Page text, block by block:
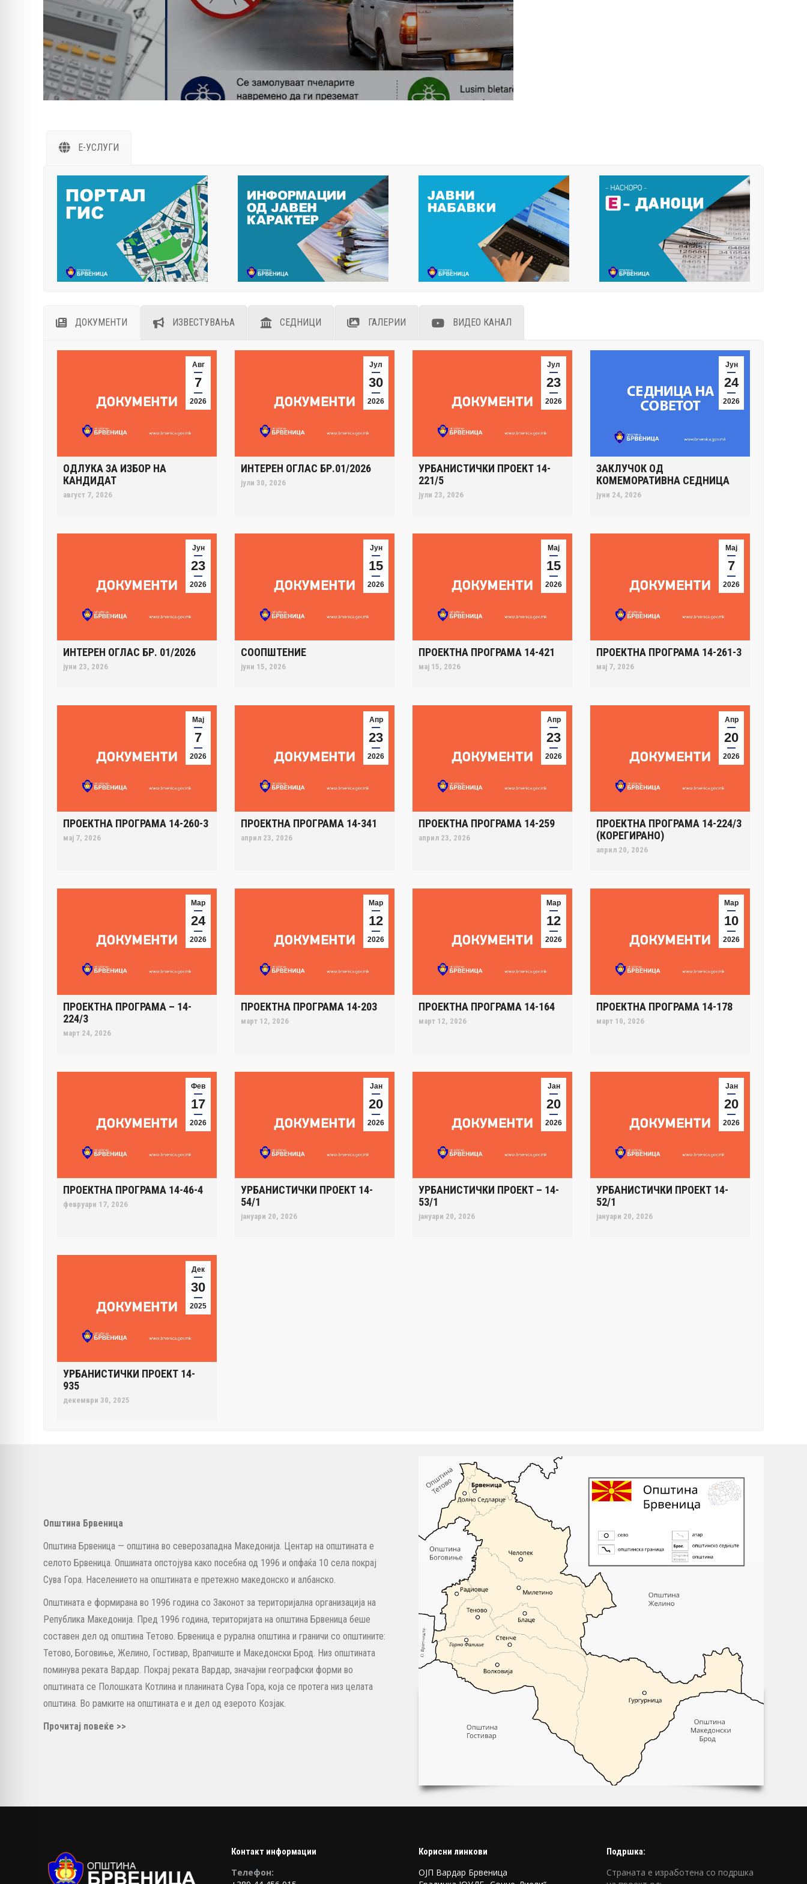
Е-УСЛУГИ
ДОКУМЕНТИ ИЗВЕСТУВАЊА СЕДНИЦИ ГАЛЕРИИ ВИДЕО КАНАЛ
Авг
7
2026
ОДЛУКА ЗА ИЗБОР НА
КАНДИДАТ
август 7, 2026
Јул
30
2026
ИНТЕРЕН ОГЛАС БР.01/2026
јули 30, 2026
Јул
23
2026
УРБАНИСТИЧКИ ПРОЕКТ 14-
221/5
јули 23, 2026
Јун
24
2026
ЗАКЛУЧОК ОД
КОМЕМОРАТИВНА СЕДНИЦА
јуни 24, 2026
Јун
23
2026
ИНТЕРЕН ОГЛАС БР. 01/2026
јуни 23, 2026
Јун
15
2026
СООПШТЕНИЕ
јуни 15, 2026
Мај
15
2026
ПРОЕКТНА ПРОГРАМА 14-421
мај 15, 2026
Мај
7
2026
ПРОЕКТНА ПРОГРАМА 14-261-3
мај 7, 2026
Мај
7
2026
ПРОЕКТНА ПРОГРАМА 14-260-3
мај 7, 2026
Апр
23
2026
ПРОЕКТНА ПРОГРАМА 14-341
април 23, 2026
Апр
23
2026
ПРОЕКТНА ПРОГРАМА 14-259
април 23, 2026
Апр
20
2026
ПРОЕКТНА ПРОГРАМА 14-224/3
(КОРЕГИРАНО)
април 20, 2026
Мар
24
2026
ПРОЕКТНА ПРОГРАМА – 14-
224/3
март 24, 2026
Мар
12
2026
ПРОЕКТНА ПРОГРАМА 14-203
март 12, 2026
Мар
12
2026
ПРОЕКТНА ПРОГРАМА 14-164
март 12, 2026
Мар
10
2026
ПРОЕКТНА ПРОГРАМА 14-178
март 10, 2026
Фев
17
2026
ПРОЕКТНА ПРОГРАМА 14-46-4
февруари 17, 2026
Јан
20
2026
УРБАНИСТИЧКИ ПРОЕКТ 14-
54/1
јануари 20, 2026
Јан
20
2026
УРБАНИСТИЧКИ ПРОЕКТ – 14-
53/1
јануари 20, 2026
Јан
20
2026
УРБАНИСТИЧКИ ПРОЕКТ 14-
52/1
јануари 20, 2026
Дек
30
2025
УРБАНИСТИЧКИ ПРОЕКТ 14-
935
декември 30, 2025
Општина Брвеница
Општина Брвеница — општина во северозападна Македонија. Центар на општината е
селото Брвеница. Опшината опстојува како посебна од 1996 и опфаќа 10 села покрај
Сува Гора. Населението на општината е претежно македонско и албанско.
Општината е формирана во 1996 година со Законот за територијална организација на
Република Македонија. Пред 1996 година, територијата на општина Брвеница беше
составен дел од општина Тетово. Брвеница е рурална општина и граничи со општините:
Тетово, Боговиње, Желино, Гостивар, Врапчиште и Македонски Брод. Низ општината
поминува реката Вардар. Покрај реката Вардар, значајни географски форми во
општината се Полошката Котлина и планината Сува Гора, која се протега низ целата
општина. Во рамките на општината е и дел од езерото Козјак.
Прочитај повеќе >>
Контакт информации
Tелефон:
Корисни линкови
ОЈП Вардар Брвеница
Подршка:
Страната е изработена со подршка